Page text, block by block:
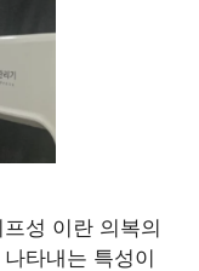
성 이란 의복의
타내는 특성이